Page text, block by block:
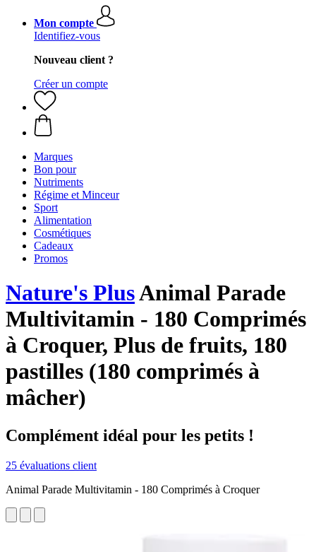
Mon compte
Identifiez-vous
Nouveau client ?
Créer un compte
Marques
Bon pour
Nutriments
Régime et Minceur
Sport
Alimentation
Cosmétiques
Cadeaux
Promos
Nature's PlusAnimal Parade
Multivitamin - 180 Comprimés
à Croquer, Plus de fruits, 180
pastilles (180 comprimés à
mâcher)
Complément idéal pour les petits !
25 évaluations client
Animal Parade Multivitamin - 180 Comprimés à Croquer